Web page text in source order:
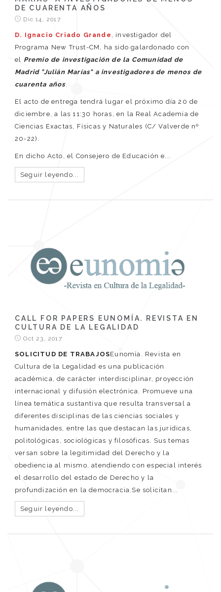
DE CUARENTA AÑOS
Dic 14, 2017
D. Ignacio Criado Grande , investigador del
Programa New Trust-CM, ha sido galardonado con
el Premio de investigación de la Comunidad de
Madrid "Julián Marías" a investigadores de menos de
cuarenta años.
El acto de entrega tendrá lugar el próximo día 20 de
diciembre, a las 11:30 horas, en la Real Academia de
Ciencias Exactas, Físicas y Naturales (C/ Valverde nº
20-22).
En dicho Acto, el Consejero de Educación e...
Seguir leyendo...
CALL FOR PAPERS EUNOMÍA. REVISTA EN
CULTURA DE LA LEGALIDAD
Oct 23, 2017
SOLICITUD DE TRABAJOSEunomía. Revista en
Cultura de la Legalidad es una publicación
académica, de carácter interdisciplinar, proyección
internacional y difusión electrónica. Promueve una
línea temática sustantiva que resulta transversal a
diferentes disciplinas de las ciencias sociales y
humanidades, entre las que destacan las jurídicas,
politológicas, sociológicas y filosóficas. Sus temas
versan sobre la legitimidad del Derecho y la
obediencia al mismo, atendiendo con especial interés
el desarrollo del estado de Derecho y la
profundización en la democracia.Se solicitan...
Seguir leyendo...